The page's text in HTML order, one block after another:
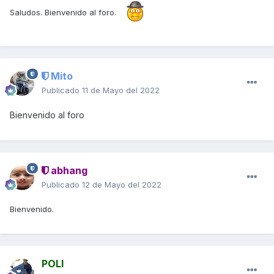
Saludos. Bienvenido al foro.
Mito
Publicado 11 de Mayo del 2022
Bienvenido al foro
abhang
Publicado 12 de Mayo del 2022
Bienvenido.
POLI